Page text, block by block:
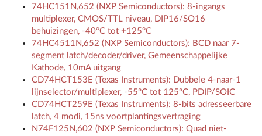
74HC151N,652 (NXP Semiconductors): 8-ingangs
multiplexer, CMOS/TTL niveau, DIP16/SO16
behuizingen, -40°C tot +125°C
74HC4511N,652 (NXP Semiconductors): BCD naar 7-
segment latch/decoder/driver, Gemeenschappelijke
Kathode, 10mA uitgang
CD74HCT153E (Texas Instruments): Dubbele 4-naar-1
lijnselector/multiplexer, -55°C tot 125°C, PDIP/SOIC
CD74HCT259E (Texas Instruments): 8-bits adresseerbare
latch, 4 modi, 15ns voortplantingsvertraging
N74F125N,602 (NXP Semiconductors): Quad niet-